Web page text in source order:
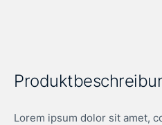
Lorem ipsum dolor sit amet,